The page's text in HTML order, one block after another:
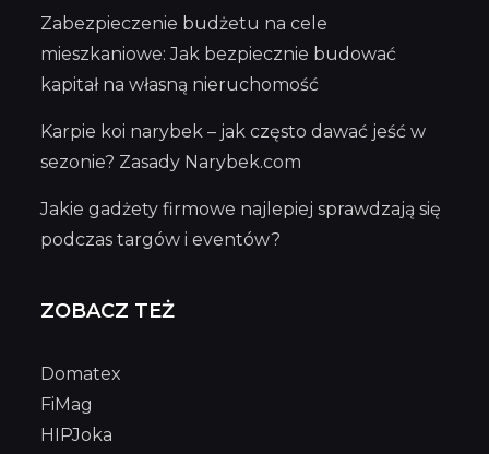
Zabezpieczenie budżetu na cele
mieszkaniowe: Jak bezpiecznie budować
kapitał na własną nieruchomość
Karpie koi narybek – jak często dawać jeść w
sezonie? Zasady Narybek.com
Jakie gadżety firmowe najlepiej sprawdzają się
podczas targów i eventów?
ZOBACZ TEŻ
Domatex
FiMag
HIPJoka